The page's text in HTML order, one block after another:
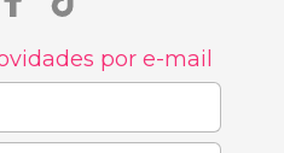
por e-mail